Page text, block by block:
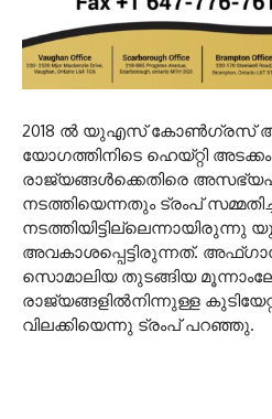
2018 ല്‍ യുഎസ് കോണ്‍ഗ്രസ്
യോഗത്തിനിടെ ഹെയ്റ്റി
രാജ്യങ്ങള്‍ക്കെതിരെ
നടത്തിയെന്നതും ട്രംപ്
അവകാശപ്പെട്ടിരുന്നത്.
സൊമാലിയ തുടങ്ങിയ
രാജ്യങ്ങളില്‍നിന്നുള്ള
വിലക്കിയെന്നു ട്രംപ് പറഞ്ഞു.